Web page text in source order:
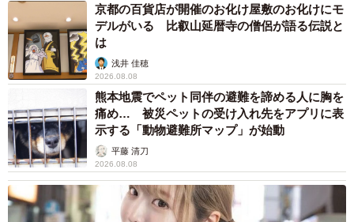
「夫さま」「妻さま」も難しい。当人同士専用の言葉に
「さま」をつけては使えない。
「配偶者の方」は婉曲すぎる。
「お連れ合い」は古めかしい。
「ご家族の方」は広すぎる。
空白を埋める言葉を、絶賛募集中！
— 石黒 圭 (@ishigurokei)February 13, 2026
京都の百貨店が開催のお化け屋敷のお化けにモ
デルがいる 比叡山延暦寺の僧侶が語る伝説と
は
浅井 佳穂
2026.08.08
熊本地震でペット同伴の避難を諦める人に胸を
痛め… 被災ペットの受け入れ先をアプリに表
示する「動物避難所マップ」が始動
平藤 清刀
2026.08.08